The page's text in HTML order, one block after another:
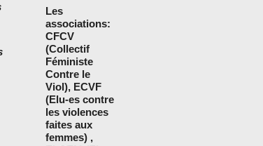
Les
associations:
CFCV
(Collectif
Féministe
Contre le
Viol), ECVF
(Elu-es contre
les violences
faites aux
femmes) ,